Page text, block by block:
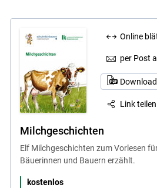
Online
per Post
Download
Link teilen
Milchgeschichten
Elf Milchgeschichten zum Vorlesen
Bäuerinnen und Bauern erzählt.
kostenlos